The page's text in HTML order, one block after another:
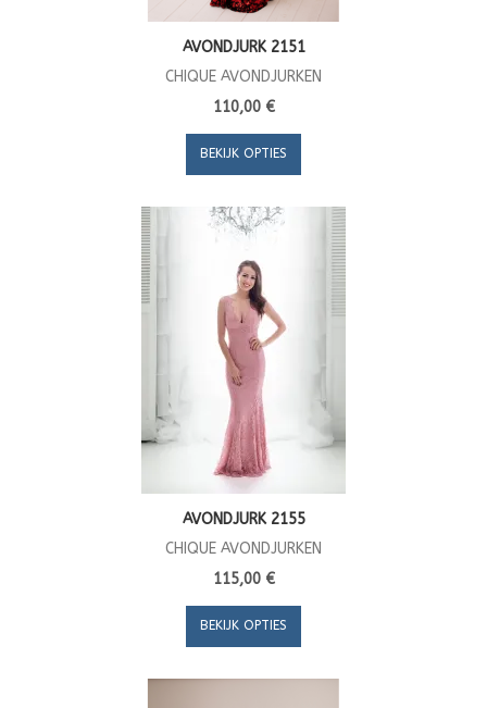
AVONDJURK 2151
CHIQUE AVONDJURKEN
110,00 €
BEKIJK OPTIES
AVONDJURK 2155
CHIQUE AVONDJURKEN
115,00 €
BEKIJK OPTIES